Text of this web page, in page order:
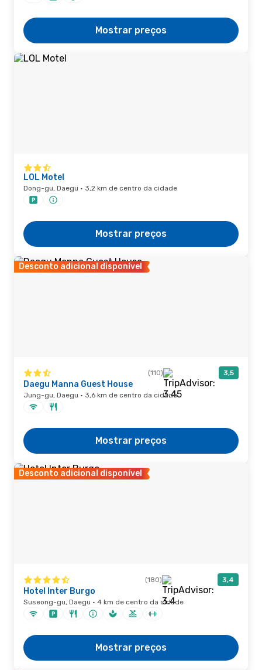
Mostrar preços
LOL Motel
Dong-gu, Daegu · 3,2 km de centro da cidade
Mostrar preços
Desconto adicional disponível
(110) 3,5
Daegu Manna Guest House
Jung-gu, Daegu · 3,6 km de centro da cidade
Mostrar preços
Desconto adicional disponível
(180) 3,4
Hotel Inter Burgo
Suseong-gu, Daegu · 4 km de centro da cidade
Mostrar preços